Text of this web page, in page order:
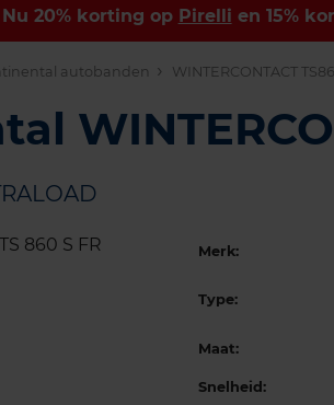
Nu 20% korting op Pirelli en 15%
autobanden WINTERCONTACT
Merk:
Type:
Maat:
Snelheid: